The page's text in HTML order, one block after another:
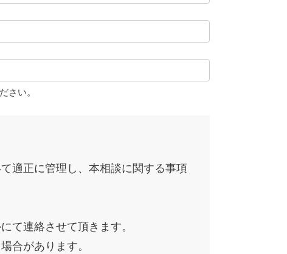
さい。
適正に管理し、本相談に関する事項
て連絡させて頂きます。
合があります。